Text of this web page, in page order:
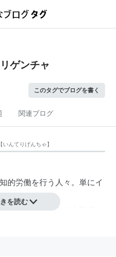
ゲンチャ
このタグでブログを書く
関連ブログ
【いんてりげんちゃ】
的労働を行う人々。単にイ
る、西欧的な自由主義者の
を読む